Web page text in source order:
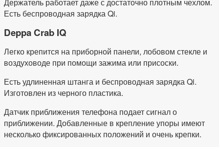
Есть беспроводная зарядка Qi.
Deppa Crab IQ
Легко крепится на приборной панели, лобовом стекле и
воздуховоде при помощи зажима или присоски.
Есть удлиненная штанга и беспроводная зарядка Qi.
Изготовлен из черного пластика.
Датчик приближения телефона подает сигнал о
приближении. Добавленные в крепление упоры имеют
несколько фиксированных положений и очень крепки.